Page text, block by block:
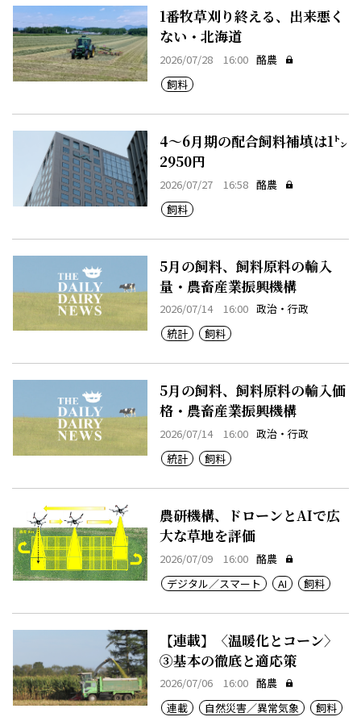
1番牧草刈り終える、出来悪く
ない・北海道
2026/07/28 16:00 酪農
飼料
4～6月期の配合飼料補填は1㌧
2950円
2026/07/27 16:58 酪農
飼料
5月の飼料、飼料原料の輸入
量・農畜産業振興機構
2026/07/14 16:00 政治・行政
統計
飼料
5月の飼料、飼料原料の輸入価
格・農畜産業振興機構
2026/07/14 16:00 政治・行政
統計
飼料
農研機構、ドローンとAIで広
大な草地を評価
2026/07/09 16:00 酪農
デジタル／スマート
AI 飼料
【連載】〈温暖化とコーン〉
③基本の徹底と適応策
2026/07/06 16:00 酪農
連載
自然災害／異常気象 飼料